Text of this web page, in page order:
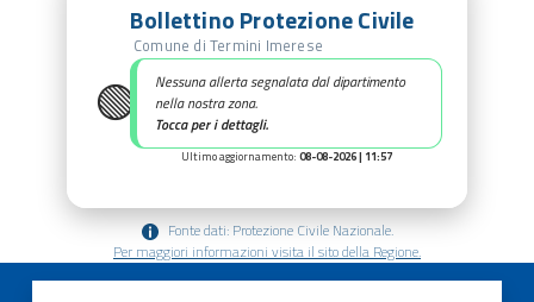
🟢
Bollettino Protezione Civile
Comune di Termini Imerese
Nessuna allerta segnalata dal dipartimento
nella nostra zona.
Tocca per i dettagli.
Ultimo aggiornamento: 08-08-2026 | 11:57
Fonte dati: Protezione Civile Nazionale.
Per maggiori informazioni visita il sito della Regione.